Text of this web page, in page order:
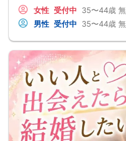
女性 受付中 35〜44歳
男性 受付中 35〜44歳